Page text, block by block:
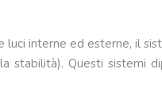
interne ed esterne, il
stabilità). Questi sistemi